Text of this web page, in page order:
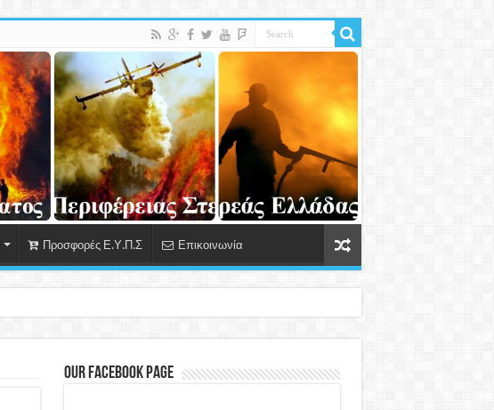
Προσφορές Ε.Υ.Π.Σ Επικοινωνία
Our Facebook Page